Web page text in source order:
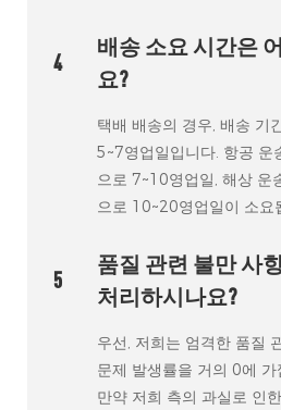
4
배송 소요 시간은
요?
택배 배송의 경우, 배송 기
5~7영업일입니다. 항공 운
으로 7~10영업일, 해상 운
으로 10~20영업일이 소요
5
품질 관련 불만 사
처리하시나요?
우선, 저희는 엄격한 품질
문제 발생률을 거의 0에 가
만약 저희 측의 과실로 인